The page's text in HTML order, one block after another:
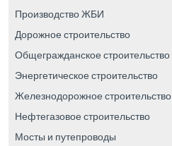
Производство ЖБИ
Дорожное строительство
Общегражданское строительство
Энергетическое строительство
Железнодорожное строительство
Нефтегазовое строительство
Мосты и путепроводы